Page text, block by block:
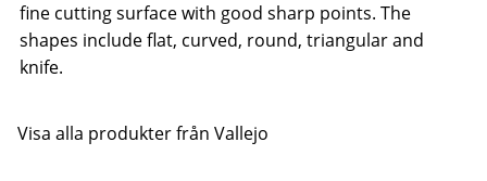
fine cutting surface with good sharp points. The
shapes include flat, curved, round, triangular and
knife.
Visa alla produkter från Vallejo